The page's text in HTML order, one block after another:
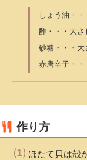
しょう油・
酢・・・大さ
砂糖・・・大
赤唐辛子・・
作り方
ほたて貝は殻